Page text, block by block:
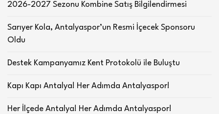
2026-2027 Sezonu Kombine Satış Bilgilendirmesi
Sarıyer Kola, Antalyaspor’un Resmi İçecek Sponsoru
Oldu
Destek Kampanyamız Kent Protokolü ile Buluştu
Kapı Kapı Antalya! Her Adımda Antalyaspor!
Her İlçede Antalya! Her Adımda Antalyaspor!